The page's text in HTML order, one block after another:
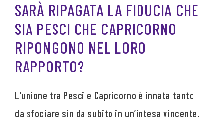
SARÀ RIPAGATA LA FIDUCIA CHE
SIA PESCI CHE CAPRICORNO
RIPONGONO NEL LORO
RAPPORTO?
L’unione tra Pesci e Capricorno è innata tanto
da sfociare sin da subito in un’intesa vincente.